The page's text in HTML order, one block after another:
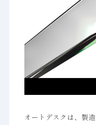
オートデスクは、製